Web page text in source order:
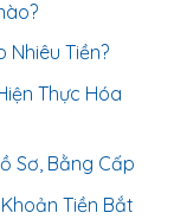
Nhiêu Tiền?
Thực Hóa
Sơ, Bằng Cấp
Tiền Bắt